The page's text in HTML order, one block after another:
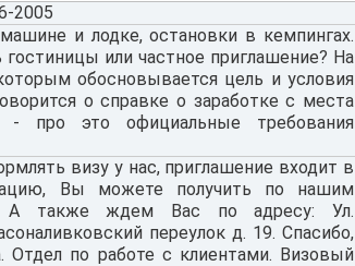
2005
и лодке, остановки в кемпингах.
или частное приглашение? На
обосновывается цель и условия
о справке о заработке с места
- про это официальные требования
визу у нас, приглашение входит в
Вы можете получить по нашим
А также ждем Вас по адресу: Ул.
переулок д. 19. Спасибо,
Отдел по работе с клиентами. Визовый